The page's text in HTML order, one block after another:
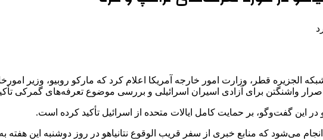
الجزیره قطر، وزارت امور خارجه آمریکا اعلام کرد که مارکو روبیو، وزیر
واشنگتن برای آزادی اسیران اسرائیلی و بررسی موضوع تعرفه‌های گمرکی
در این گفت‌وگو، بر حمایت کامل ایالات متحده از اسرائیل تأکید کرده است.
می‌شود که منابع خبری از سفر قریب الوقوع نتانیاهو در روز دوشنبه این هفته